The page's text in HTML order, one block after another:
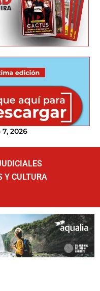
2026
Y CULTURA